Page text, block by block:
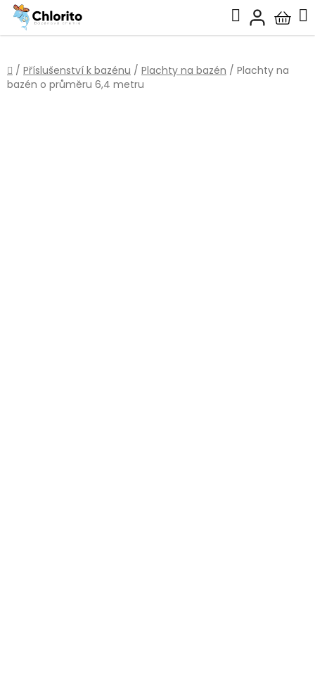
Přejít
obsah
Hledat
košík
Domů
/ Příslušenství k bazénu / Plachty na bazén / Plachty na
bazén o průměru 6,4 metru